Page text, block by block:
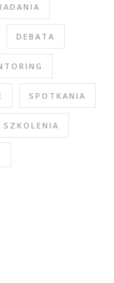
DEBATA
SPOTKANIA
SZKOLENIA